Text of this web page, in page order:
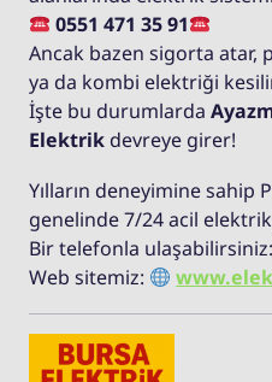
0551 471 35 91
Ancak bazen sigorta atar,
ya da kombi elektriği
İşte bu durumlarda
Elektrik devreye girer!
Yılların deneyimine sahip
genelinde 7/24 acil
Bir telefonla ulaşabilirsiniz:
Web sitemiz: